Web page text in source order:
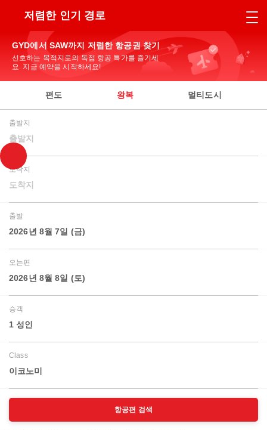
저렴한 인기 경로
GYD에서 SAW까지 저렴한 항공권 찾기
선호하는 목적지로의 독점 항공 특가를 즐기세
요. 지금 예약을 시작하세요!
편도 왕복 멀티도시
출발지
출발지
도착지
도착지
출발
2026년 8월 7일 (금)
오는편
2026년 8월 8일 (토)
승객
1 성인
Class
이코노미
항공편 검색